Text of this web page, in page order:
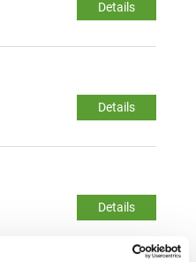
Details
Details
Details